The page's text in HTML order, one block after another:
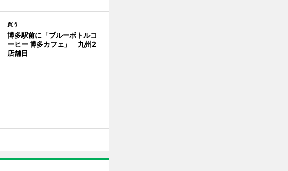
買う
博多駅前に「ブルーボトルコ
ーヒー 博多カフェ」 九州2
店舗目